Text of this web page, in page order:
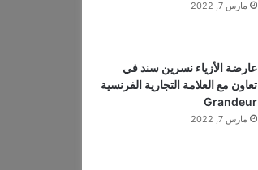
مارس 7, 2022
عارضة الأزياء نسرين سند في
تعاون مع العلامة التجارية الفرنسية
Grandeur
مارس 7, 2022